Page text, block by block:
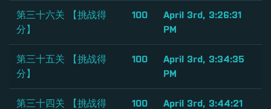
第三十六关 【挑战得
分】
100
April 3rd, 3:26:31
PM
第三十五关 【挑战得
分】
100
April 3rd, 3:34:35
PM
第三十四关 【挑战得
100
April 3rd, 3:44:21